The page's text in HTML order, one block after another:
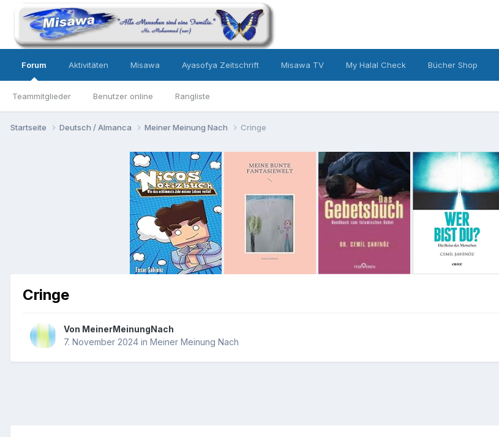
Forum
Teammitglieder Benutzer online Rangliste
Aktivitäten Misawa Ayasofya Zeitschrift Misawa TV My Halal Check Bücher Shop
Startseite Deutsch / Almanca Meiner Meinung Nach Cringe
Cringe
Von MeinerMeinungNach
7. November 2024 in Meiner Meinung Nach